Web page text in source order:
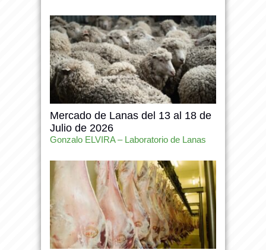
Mercado de Lanas del 13 al 18 de
Julio de 2026
Gonzalo ELVIRA – Laboratorio de Lanas